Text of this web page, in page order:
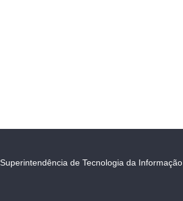
Superintendência de Tecnologia da Informação